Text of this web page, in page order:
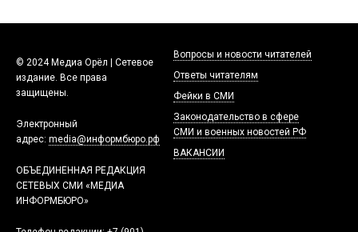
© 2024 Медиа Орёл | Сетевое
издание. Все права
защищены.
Электронный
адрес: media@информбюро.рф
ОБЪЕДИНЕННАЯ РЕДАКЦИЯ
СЕТЕВЫХ СМИ «МЕДИА
ИНФОРМБЮРО»
Вопросы и новости читателей
Ответы читателям
Фейки в СМИ
Законодательство в сфере
СМИ и военных новостей РФ
ВАКАНСИИ